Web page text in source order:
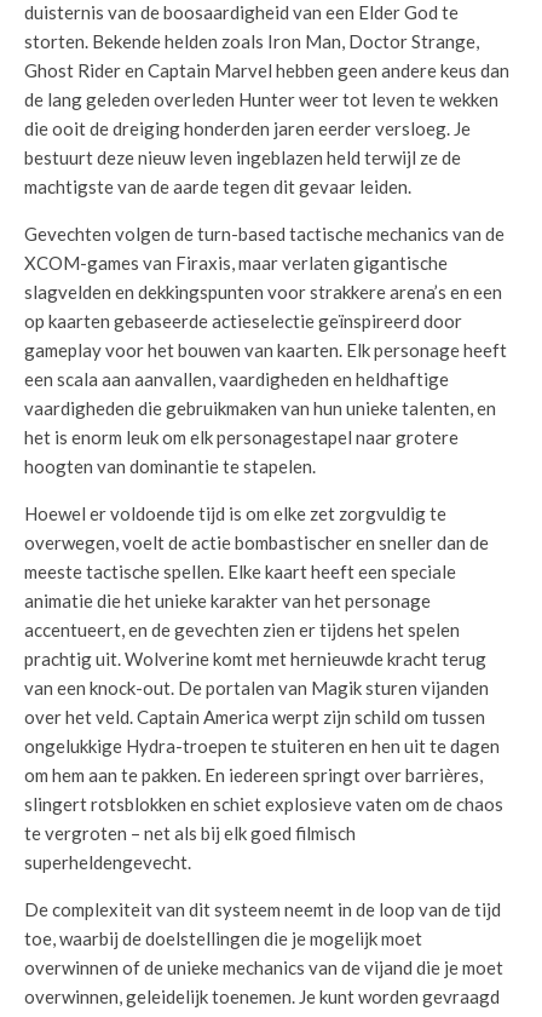
duisternis van de boosaardigheid van een Elder God te
storten. Bekende helden zoals Iron Man, Doctor Strange,
Ghost Rider en Captain Marvel hebben geen andere keus dan
de lang geleden overleden Hunter weer tot leven te wekken
die ooit de dreiging honderden jaren eerder versloeg. Je
bestuurt deze nieuw leven ingeblazen held terwijl ze de
machtigste van de aarde tegen dit gevaar leiden.
Gevechten volgen de turn-based tactische mechanics van de
XCOM-games van Firaxis, maar verlaten gigantische
slagvelden en dekkingspunten voor strakkere arena’s en een
op kaarten gebaseerde actieselectie geïnspireerd door
gameplay voor het bouwen van kaarten. Elk personage heeft
een scala aan aanvallen, vaardigheden en heldhaftige
vaardigheden die gebruikmaken van hun unieke talenten, en
het is enorm leuk om elk personagestapel naar grotere
hoogten van dominantie te stapelen.
Hoewel er voldoende tijd is om elke zet zorgvuldig te
overwegen, voelt de actie bombastischer en sneller dan de
meeste tactische spellen. Elke kaart heeft een speciale
animatie die het unieke karakter van het personage
accentueert, en de gevechten zien er tijdens het spelen
prachtig uit. Wolverine komt met hernieuwde kracht terug
van een knock-out. De portalen van Magik sturen vijanden
over het veld. Captain America werpt zijn schild om tussen
ongelukkige Hydra-troepen te stuiteren en hen uit te dagen
om hem aan te pakken. En iedereen springt over barrières,
slingert rotsblokken en schiet explosieve vaten om de chaos
te vergroten – net als bij elk goed filmisch
superheldengevecht.
De complexiteit van dit systeem neemt in de loop van de tijd
toe, waarbij de doelstellingen die je mogelijk moet
overwinnen of de unieke mechanics van de vijand die je moet
overwinnen, geleidelijk toenemen. Je kunt worden gevraagd